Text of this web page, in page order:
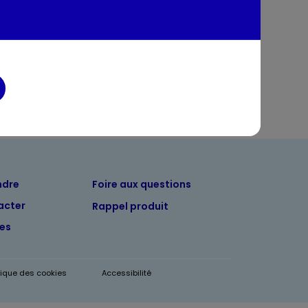
Foire aux questions
Rappel produit
des cookies Accessibilité